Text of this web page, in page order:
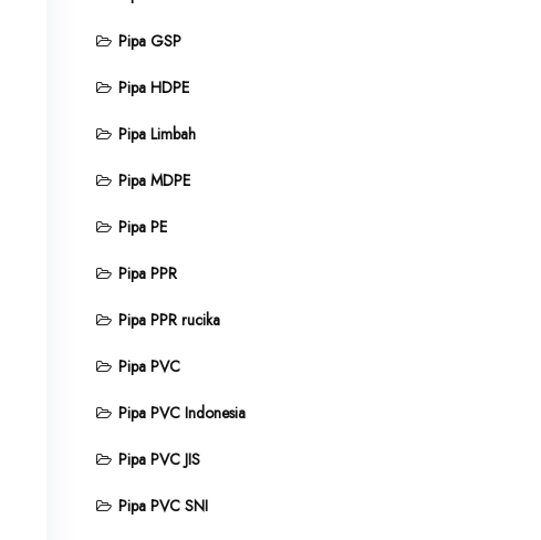
Pipa GSP
Pipa HDPE
Pipa Limbah
Pipa MDPE
Pipa PE
Pipa PPR
Pipa PPR rucika
Pipa PVC
Pipa PVC Indonesia
Pipa PVC JIS
Pipa PVC SNI